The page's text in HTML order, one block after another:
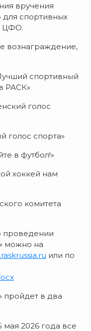
вручения
для спортивных
ЦФО.
вознаграждение,
спортивный
РАСК»
голос
голос спорта»
в футбол!»
хоккей нам
комитета
проведении
можно на
или по
пройдет в два
2026 года все